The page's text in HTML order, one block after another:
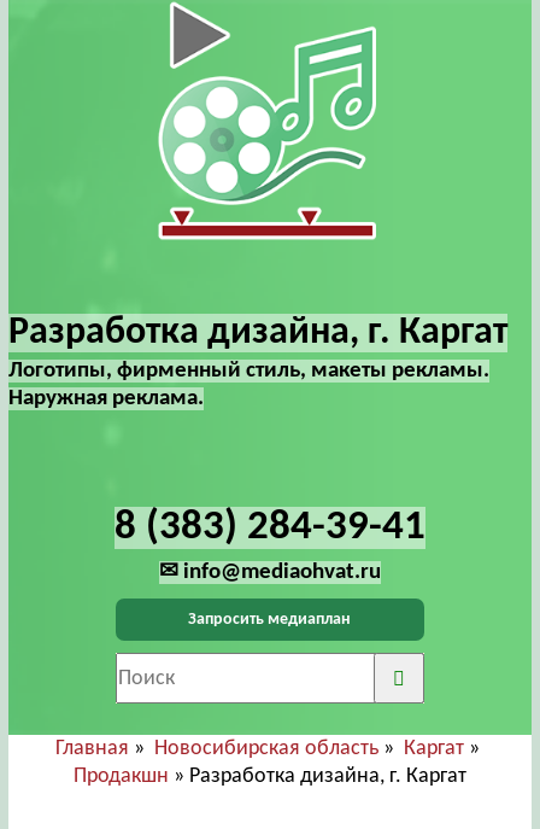
Разработка дизайна, г. Каргат
Логотипы, фирменный стиль, макеты рекламы.
Наружная реклама.
8 (383) 284-39-41
✉ info@mediaohvat.ru
Запросить медиаплан
Главная » Новосибирская область» Каргат»
Продакшн » Разработка дизайна, г. Каргат